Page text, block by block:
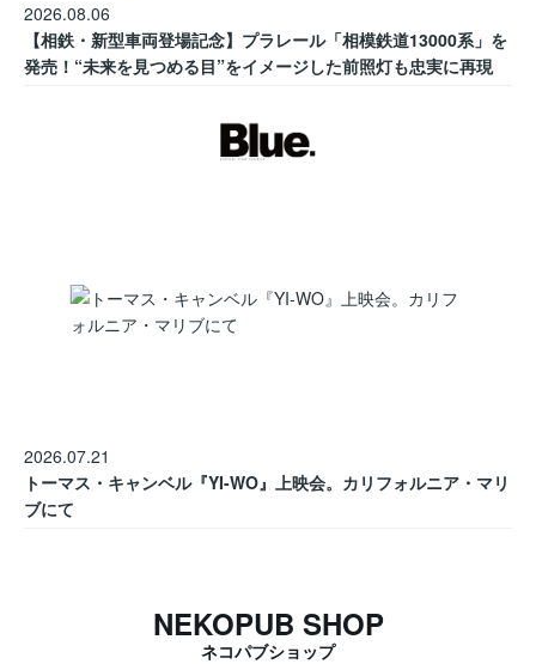
2026.08.06
【相鉄・新型車両登場記念】プラレール「相模鉄道13000系」を
発売！“未来を見つめる目”をイメージした前照灯も忠実に再現
2026.07.21
トーマス・キャンベル『YI-WO』上映会。カリフォルニア・マリ
ブにて
NEKOPUB SHOP
ネコパブショップ